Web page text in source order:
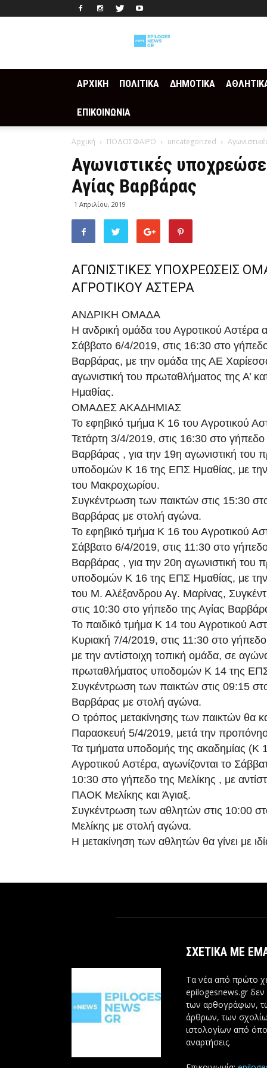
ΑΡΧΙΚΗ ΠΟΛΙΤΙΚΑ ΔΗΜΟΤΙΚΑ
ΕΠΙΚΟΙΝΩΝΙΑ
Αρχική ΠΟΔΟΣΦΑΙΡΟ uncategorized
Αγωνιστικές
Αγίας Βαρβάρας
1 Απριλίου, 2019
ΑΓΩΝΙΣΤΙΚΕΣ ΥΠΟΧΡΕΩΣΕΙΣ
ΑΓΡΟΤΙΚΟΥ ΑΣΤΕΡΑ
ΑΝΔΡΙΚΗ ΟΜΑΔΑ
Η ανδρική ομάδα του Αγροτικού Αστέρα
Σάββατο 6/4/2019, στις 16:30 στο
Βαρβάρας, με την ομάδα της ΑΕ
αγωνιστική του πρωταθλήματος της Α’
Ημαθίας.
ΟΜΑΔΕΣ ΑΚΑΔΗΜΙΑΣ
Το εφηβικό τμήμα Κ 16 του Αγροτικού
Τετάρτη 3/4/2019, στις 16:30 στο γήπεδο
Βαρβάρας , για την 19η αγωνιστική του
υποδομών Κ 16 της ΕΠΣ Ημαθίας, με την
του Μακροχωρίου.
Συγκέντρωση των παικτών στις 15:30
Βαρβάρας με στολή αγώνα.
Το εφηβικό τμήμα Κ 16 του Αγροτικού
Σάββατο 6/4/2019, στις 11:30 στο
Βαρβάρας , για την 20η αγωνιστική του
υποδομών Κ 16 της ΕΠΣ Ημαθίας, με την
του Μ. Αλέξανδρου Αγ. Μαρίνας,
στις 10:30 στο γήπεδο της Αγίας
Το παιδικό τμήμα Κ 14 του Αγροτικού
Κυριακή 7/4/2019, στις 11:30 στο
με την αντίστοιχη τοπική ομάδα, σε
πρωταθλήματος υποδομών Κ 14 της
Συγκέντρωση των παικτών στις 09:15
Βαρβάρας με στολή αγώνα.
Ο τρόπος μετακίνησης των παικτών θα
Παρασκευή 5/4/2019, μετά την
Τα τμήματα υποδομής της ακαδημίας (Κ
Αγροτικού Αστέρα, αγωνίζονται το
10:30 στο γήπεδο της Μελίκης , με
ΠΑΟΚ Μελίκης και Άγιαξ.
Συγκέντρωση των αθλητών στις 10:00
Μελίκης με στολή αγώνα.
Η μετακίνηση των αθλητών θα γίνει με
ΣΧΕΤΙΚΆ ΜΕ
Τα νέα από πρώτο
epilogesnews.gr δεν
των αρθογράφων,
άρθρων, των
ιστολογίων από
αναρτήσεις.